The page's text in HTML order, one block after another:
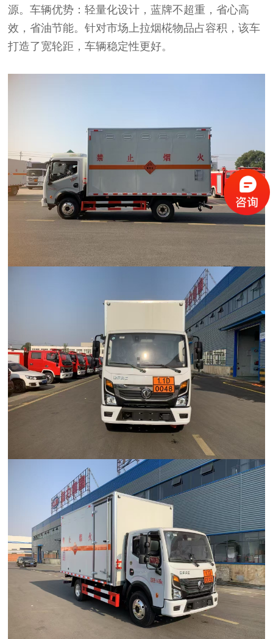
源。车辆优势：轻量化设计，蓝牌不超重，省心高
效，省油节能。针对市场上拉烟椛物品占容积，该车
打造了宽轮距，车辆稳定性更好。